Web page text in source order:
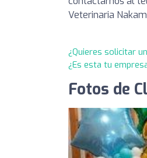
Veterinaria
¿Quieres solicitar
¿Es esta tu
Fotos de